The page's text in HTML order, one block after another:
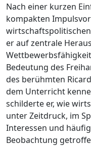
Nach einer kurzen
kompakten
er auf zentrale
Bedeutung des
des berühmten
dem Unterricht
schilderte er, wie
unter Zeitdruck, im
Interessen und
Beobachtung